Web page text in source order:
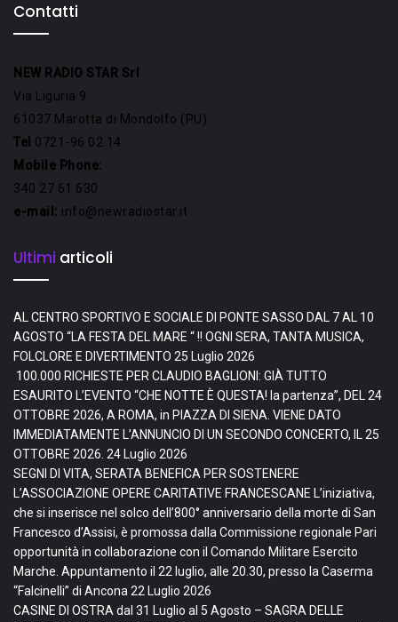
Contatti
NEW RADIO STAR Srl
Via Liguria 9
61037 Marotta di Mondolfo (PU)
Tel 0721-96 02 14
Mobile Phone:
340 27 61 630
e-mail: info@newradiostar.it
Ultimi articoli
AL CENTRO SPORTIVO E SOCIALE DI PONTE SASSO DAL 7 AL 10
AGOSTO “LA FESTA DEL MARE “ !! OGNI SERA, TANTA MUSICA,
FOLCLORE E DIVERTIMENTO 25 Luglio 2026
100.000 RICHIESTE PER CLAUDIO BAGLIONI: GIÀ TUTTO
ESAURITO L’EVENTO “CHE NOTTE È QUESTA! la partenza”, DEL 24
OTTOBRE 2026, A ROMA, in PIAZZA DI SIENA. VIENE DATO
IMMEDIATAMENTE L’ANNUNCIO DI UN SECONDO CONCERTO, IL 25
OTTOBRE 2026. 24 Luglio 2026
SEGNI DI VITA, SERATA BENEFICA PER SOSTENERE
L’ASSOCIAZIONE OPERE CARITATIVE FRANCESCANE L’iniziativa,
che si inserisce nel solco dell’800° anniversario della morte di San
Francesco d’Assisi, è promossa dalla Commissione regionale Pari
opportunità in collaborazione con il Comando Militare Esercito
Marche. Appuntamento il 22 luglio, alle 20.30, presso la Caserma
“Falcinelli” di Ancona 22 Luglio 2026
CASINE DI OSTRA dal 31 Luglio al 5 Agosto – SAGRA DELLE